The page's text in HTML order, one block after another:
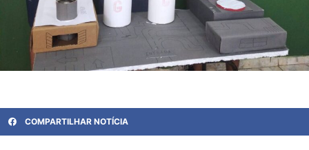
COMPARTILHAR NOTÍCIA